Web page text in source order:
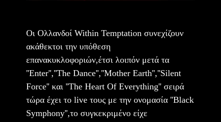
Οι Ολλανδοί Within Temptation συνεχίζουν
ακάθεκτοι την υπόθεση
επανακυκλοφοριών,έτσι λοιπόν μετά τα
''Enter'',''The Dance'',''Mother Earth'',''Silent
Force'' και ''The Heart Of Everything'' σειρά
τώρα έχει το live τους με την ονομασία ''Black
Symphony'',το συγκεκριμένο είχε